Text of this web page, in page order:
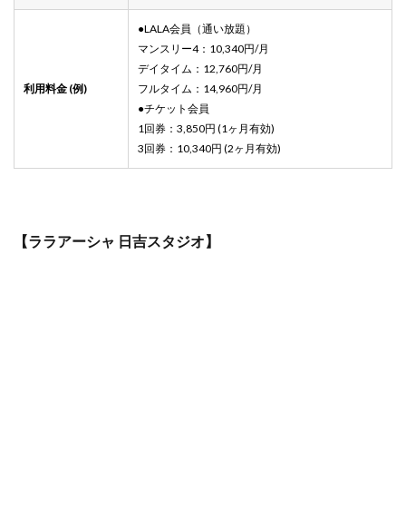
利用料金 (例)
●LALA会員（通い放題）
マンスリー4：10,340円/月
デイタイム：12,760円/月
フルタイム：14,960円/月
●チケット会員
1回券：3,850円 (1ヶ月有効)
3回券：10,340円 (2ヶ月有効)
【ララアーシャ 日吉スタジオ】